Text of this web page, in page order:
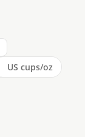
US cups/oz